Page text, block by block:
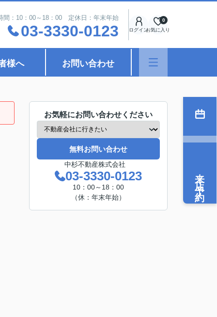
間：10：00～18：00 定休日：年末年始
03-3330-0123 ログインお気に入り
0
様へ お問い合わせ
お気軽にお問い合わせください
無料お問い合わせ
中杉不動産株式会社
03-3330-0123
10：00～18：00
（休：年末年始）
来店予約